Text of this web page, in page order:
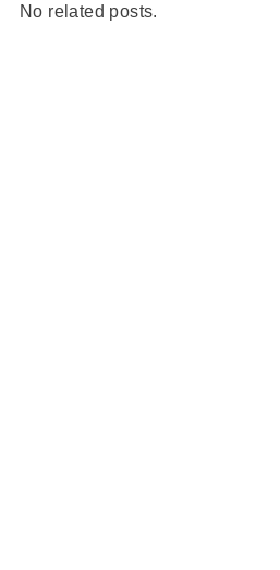
No related posts.